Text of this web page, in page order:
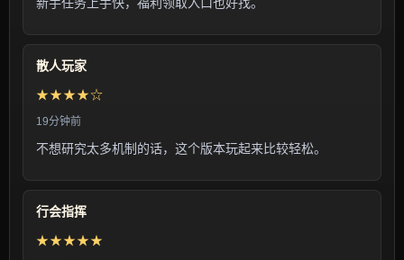
散人玩家
★★★★☆
19分钟前
不想研究太多机制的话，这个版本玩起来比较轻松。
行会指挥
★★★★★